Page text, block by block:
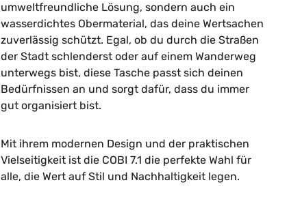
umweltfreundliche Lösung, sondern auch ein
wasserdichtes Obermaterial, das deine Wertsachen
zuverlässig schützt. Egal, ob du durch die Straßen
der Stadt schlenderst oder auf einem Wanderweg
unterwegs bist, diese Tasche passt sich deinen
Bedürfnissen an und sorgt dafür, dass du immer
gut organisiert bist.
Mit ihrem modernen Design und der praktischen
Vielseitigkeit ist die COBI 7.1 die perfekte Wahl für
alle, die Wert auf Stil und Nachhaltigkeit legen.